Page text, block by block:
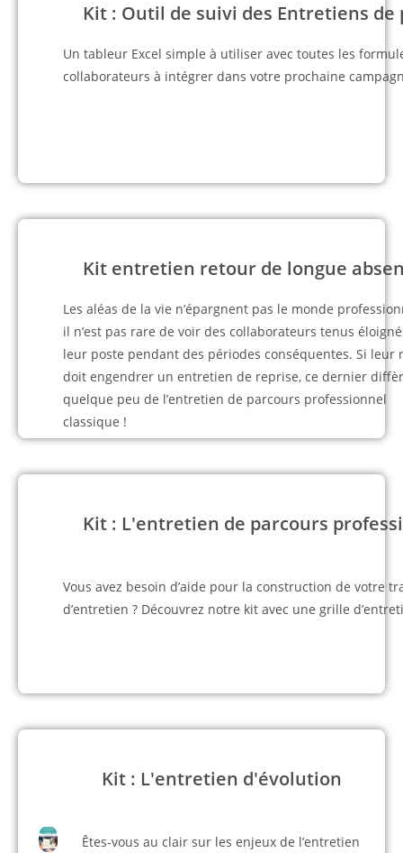
Kit : Outil de suivi des Entretiens
Un tableur Excel simple à utiliser avec toutes les
collaborateurs à intégrer dans votre prochaine
Kit entretien retour de longue
Les aléas de la vie n’épargnent pas le monde
il n’est pas rare de voir des collaborateurs tenus
leur poste pendant des périodes conséquentes. Si leur
doit engendrer un entretien de reprise, ce dernier
quelque peu de l’entretien de parcours professionnel
classique !
Kit : L'entretien de parcours
Vous avez besoin d’aide pour la construction de votre
d’entretien ? Découvrez notre kit avec une grille
Kit : L'entretien d'évolution
Êtes-vous au clair sur les enjeux de l’entretien